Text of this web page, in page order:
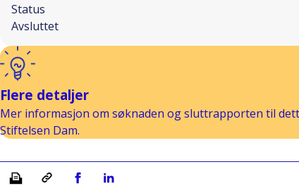
Status
Avsluttet
Flere detaljer
Mer informasjon om søknaden og sluttrapporten til
Stiftelsen Dam.
Skriv ut Kopiera länkDel på Facebook
Del på Linkedin